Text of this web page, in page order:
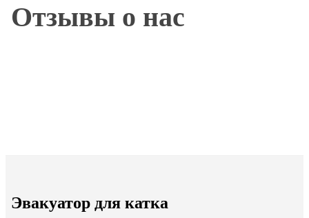
Отзывы о нас
Эвакуатор для катка